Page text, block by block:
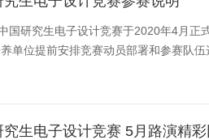
国研究生电子设计竞赛于2020年4月
单位提前安排竞赛动员部署和参赛队伍
究生电子设计竞赛 5月路演精